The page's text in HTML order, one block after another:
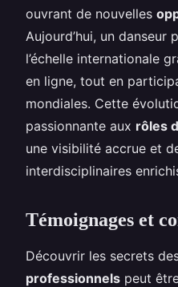
ouvrant de nouvelles
Aujourd’hui, un danseur
l’échelle internationale
en ligne, tout en
mondiales. Cette
passionnante aux rôles
une visibilité accrue et
interdisciplinaires
Témoignages et
Découvrir les secrets
professionnels peut